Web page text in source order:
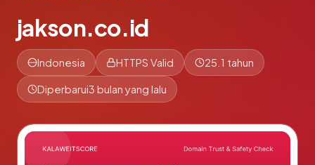
jakson.co.id
Indonesia HTTPS Valid 25.1 tahun
Diperbarui3 bulan yang lalu